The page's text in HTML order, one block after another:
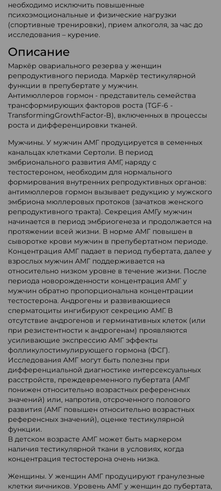
необходимо исключить повышенные
психоэмоциональные и физические нагрузки
(спортивные тренировки), прием алкоголя, за час до
исследования – курение.
Описание
Маркёр овариального резерва у женщин
репродуктивного периода. Маркёр тестикулярной
функции в препубертате у мужчин.
Антимюллеров гормон - представитель семейства
трансформирующих факторов роста (TGF-6 -
TransformingGrowthFactor-B), включенных в процессы
роста и дифференцировки тканей.
Мужчины. У мужчин АМГ продуцируется в семенных
канальцах клетками Сертоли. В период
эмбрионального развития АМГ, наряду с
тестостероном, необходим для нормального
формирования внутренних репродуктивных органов:
антимюллеров гормон вызывает редукцию у мужского
эмбриона мюллеровых протоков (зачатков женского
репродуктивного тракта). Секреция АМГу мужчин
начинается в период эмбриогенеза и продолжается на
протяжении всей жизни. В норме АМГ повышен в
сыворотке крови мужчин в препубертатном периоде.
Концентрация АМГ падает в период пубертата, далее у
взрослых мужчин АМГ поддерживается на
относительно низком уровне в течение жизни. После
периода новорожденности концентрация АМГ у
мужчин обратно пропорциональна концентрации
тестостерона. Андрогены и развивающиеся
сперматоциты ингибируют секрецию АМГ. В
отсутствие андрогенов и герминативных клеток (или
при резистентности к андрогенам) проявляются
усиливающие экспрессию АМГ эффекты
фолликулостимулирующего гормона (ФСГ).
Исследования АМГ могут быть полезны при
дифференциальной диагностике интерсексуальных
расстройств, преждевременного пубертата (АМГ
понижен относительно возрастных референсных
значений) или, напротив, отсроченного полового
развития (АМГ повышен относительно возрастных
референсных значений), оценке тестикулярной
функции.
В детском возрасте АМГ может быть маркером
наличия тестикулярной ткани в условиях, когда
концентрация тестостерона очень низка.
Женщины. У женщин АМГ продуцируют гранулезные
клетки яичников. Уровень АМГ у женщин до пубертата,